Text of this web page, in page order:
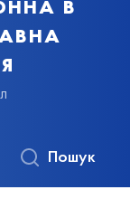
в
Пошук